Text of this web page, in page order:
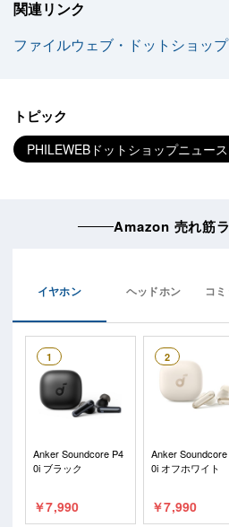
関連リンク
ファイルウェブ・ドットショップ
トピック
PHILEWEBドットショップニュース